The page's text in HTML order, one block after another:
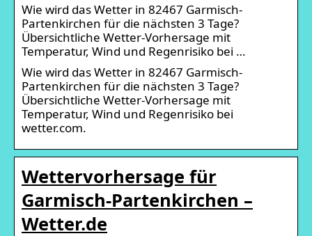
Wie wird das Wetter in 82467 Garmisch-
Partenkirchen für die nächsten 3 Tage?
Übersichtliche Wetter-Vorhersage mit
Temperatur, Wind und Regenrisiko bei …
Wie wird das Wetter in 82467 Garmisch-
Partenkirchen für die nächsten 3 Tage?
Übersichtliche Wetter-Vorhersage mit
Temperatur, Wind und Regenrisiko bei
wetter.com.
Wettervorhersage für
Garmisch-Partenkirchen –
Wetter.de